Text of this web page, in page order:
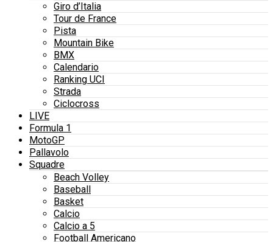
Giro d’Italia
Tour de France
Pista
Mountain Bike
BMX
Calendario
Ranking UCI
Strada
Ciclocross
LIVE
Formula 1
MotoGP
Pallavolo
Squadre
Beach Volley
Baseball
Basket
Calcio
Calcio a 5
Football Americano